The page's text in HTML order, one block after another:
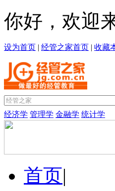
你好，欢迎
设为首页 | 经管之家首页 | 收藏
经济学 管理学 金融学 统计学
首页|